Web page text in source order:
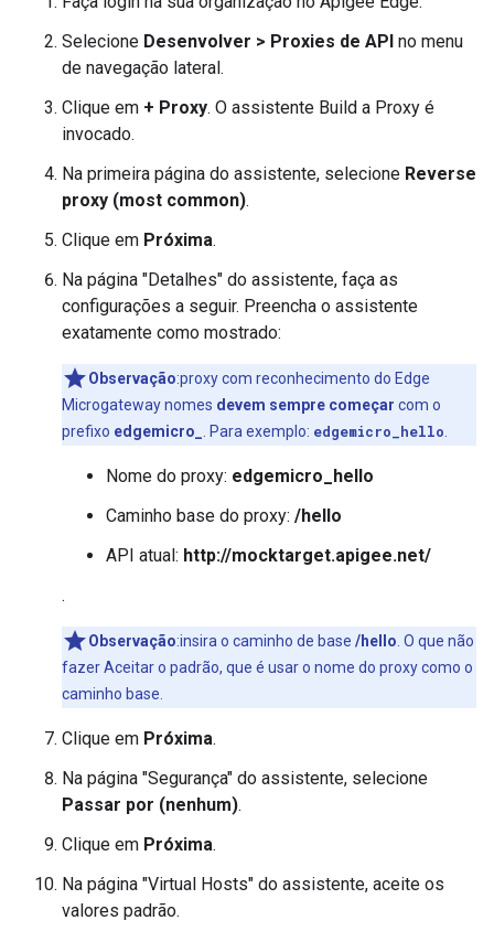
Selecione Desenvolver > Proxies de API no menu
de navegação lateral.
Clique em + Proxy. O assistente Build a Proxy é
invocado.
Na primeira página do assistente, selecione Reverse
proxy (most common).
Clique em Próxima.
Na página "Detalhes" do assistente, faça as
configurações a seguir. Preencha o assistente
exatamente como mostrado:
Observação:proxy com reconhecimento do Edge
Microgateway nomes devem sempre começar com o
prefixo edgemicro_ . Para exemplo: edgemicro_hello
Nome do proxy: edgemicro_hello
Caminho base do proxy: /hello
API atual: http://mocktarget.apigee.net/
.
Observação:insira o caminho de base /hello . O que não
fazer Aceitar o padrão, que é usar o nome do proxy como o
caminho base.
Clique em Próxima.
Na página "Segurança" do assistente, selecione
Passar por (nenhum).
Clique em Próxima.
Na página "Virtual Hosts" do assistente, aceite os
valores padrão.